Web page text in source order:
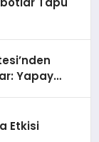
Yapay
Etkisi